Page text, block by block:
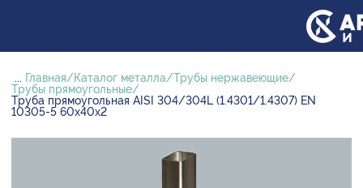
... Главная Каталог металла
Трубы нержавеющие
Трубы прямоугольные
Труба прямоугольная AISI 304/304L (1.4301/1.4307) EN
10305-5 60х40х2